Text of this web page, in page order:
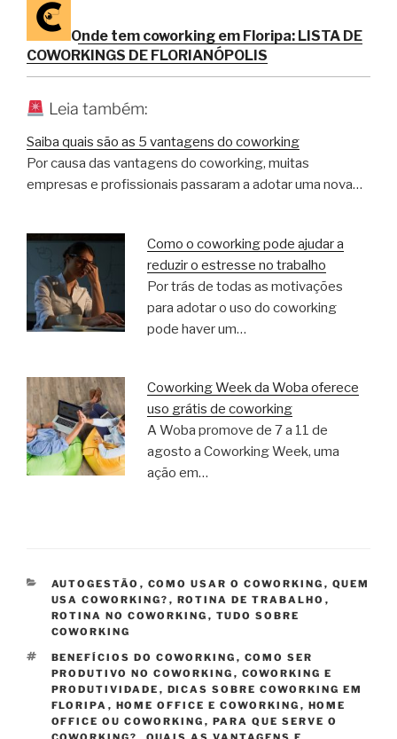
Onde tem coworking em Floripa: LISTA DE
COWORKINGS DE FLORIANÓPOLIS
Leia também:
Saiba quais são as 5 vantagens do coworking
Por causa das vantagens do coworking, muitas
empresas e profissionais passaram a adotar uma nova…
Como o coworking pode ajudar a
reduzir o estresse no trabalho
Por trás de todas as motivações
para adotar o uso do coworking
pode haver um…
Coworking Week da Woba oferece
uso grátis de coworking
A Woba promove de 7 a 11 de
agosto a Coworking Week, uma
ação em…
CATEGORIAS
AUTOGESTÃO , COMO USAR O COWORKING , QUEM
USA COWORKING? , ROTINA DE TRABALHO ,
ROTINA NO COWORKING , TUDO SOBRE
COWORKING
TAGS
BENEFÍCIOS DO COWORKING , COMO SER
PRODUTIVO NO COWORKING , COWORKING E
PRODUTIVIDADE , DICAS SOBRE COWORKING EM
FLORIPA , HOME OFFICE E COWORKING , HOME
OFFICE OU COWORKING , PARA QUE SERVE O